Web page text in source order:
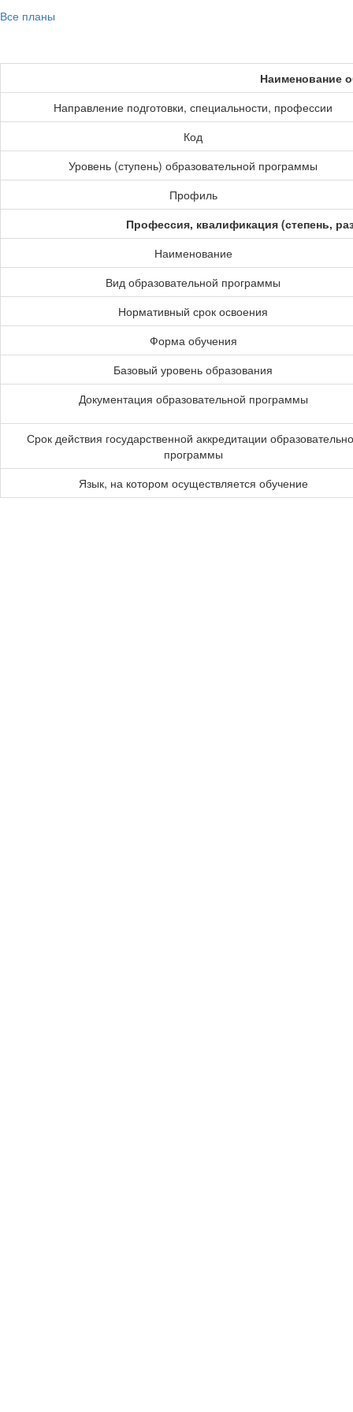
Все планы
Наименование
Направление подготовки, специальности, профессии
Код
Уровень (ступень) образовательной программы
Профиль
Профессия, квалификация (степень,
Наименование
Вид образовательной программы
Нормативный срок освоения
Форма обучения
Базовый уровень образования
Документация образовательной программы
Срок действия государственной аккредитации
программы
Язык, на котором осуществляется обучение